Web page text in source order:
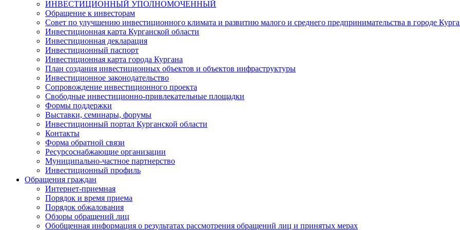
ИНВЕСТИЦИОННЫЙ УПОЛНОМОЧЕННЫЙ
Обращение к инвесторам
Совет по улучшению инвестиционного климата и развитию малого и среднего предпринимательства в городе
Инвестиционная карта Курганской области
Инвестиционная декларация
Инвестиционный паспорт
Инвестиционная карта города Кургана
План создания инвестиционных объектов и объектов инфраструктуры
Инвестиционное законодательство
Сопровождение инвестиционного проекта
Свободные инвестиционно-привлекательные площадки
Формы поддержки
Выставки, семинары, форумы
Инвестиционный портал Курганской области
Контакты
Форма обратной связи
Ресурсоснабжающие организации
Муниципально-частное партнерство
Инвестиционный профиль
Обращения граждан
Интернет-приемная
Порядок и время приема
Порядок обжалования
Обзоры обращений лиц
Обобщенная информация о результатах рассмотрения обращений лиц и принятых мерах